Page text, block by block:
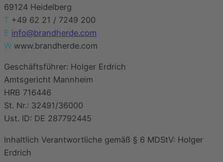
69124 Heidelberg
T +49 62 21 / 7249 200
E info@brandherde.com
W www.brandherde.com
Geschäftsführer: Holger Erdrich
Amtsgericht Mannheim
HRB 716446
St. Nr.: 32491/36000
Ust. ID: DE 287792445
Inhaltlich Verantwortliche gemäß § 6 MDStV: Holger
Erdrich